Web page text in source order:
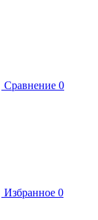
Сравнение 0
Избранное 0